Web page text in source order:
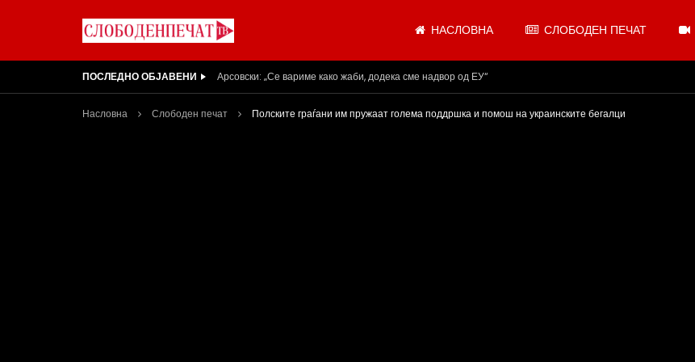
НАСЛОВНА СЛОБОДЕН ПЕЧАТ
ПОСЛЕДНО ОБЈАВЕНИ Вести на „Слободен Печат“ 05.08.2026
Насловна Слободен печат Полските граѓани им пружаат голема поддршка и помош на украинските бегалци